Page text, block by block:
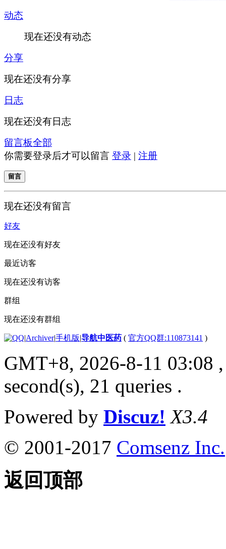
动态
现在还没有动态
分享
现在还没有分享
日志
现在还没有日志
留言板全部
你需要登录后才可以留言 登录 | 注册
留言
现在还没有留言
好友
现在还没有好友
最近访客
现在还没有访客
群组
现在还没有群组
|Archiver|手机版|导航中医药 ( 官方QQ群:110873141 )
GMT+8, 2026-8-11 03:08
second(s), 21 queries .
Powered by Discuz! X3.4
© 2001-2017 Comsenz Inc.
返回顶部